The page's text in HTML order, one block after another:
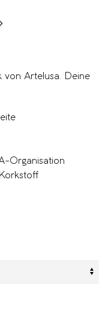
von Artelusa. Deine
Organisation